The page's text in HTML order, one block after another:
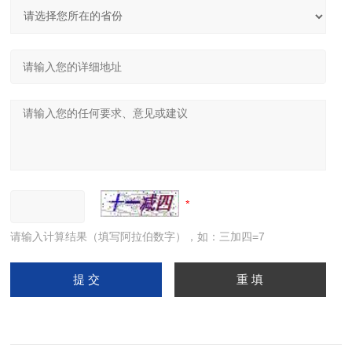
请输入计算结果（填写阿拉伯数字），如：三加四=7